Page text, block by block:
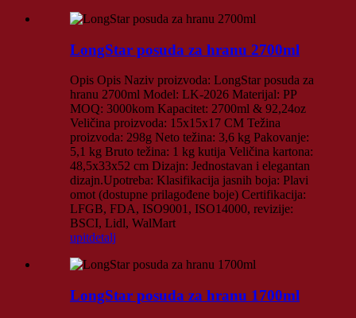
LongStar posuda za hranu 2700ml
Opis Opis Naziv proizvoda: LongStar posuda za
hranu 2700ml Model: LK-2026 Materijal: PP
MOQ: 3000kom Kapacitet: 2700ml & 92,24oz
Veličina proizvoda: 15x15x17 CM Težina
proizvoda: 298g Neto težina: 3,6 kg Pakovanje:
5,1 kg Bruto težina: 1 kg kutija Veličina kartona:
48,5x33x52 cm Dizajn: Jednostavan i elegantan
dizajn.Upotreba: Klasifikacija jasnih boja: Plavi
omot (dostupne prilagođene boje) Certifikacija:
LFGB, FDA, ISO9001, ISO14000, revizije:
BSCI, Lidl, WalMart
upitdetalj
LongStar posuda za hranu 1700ml